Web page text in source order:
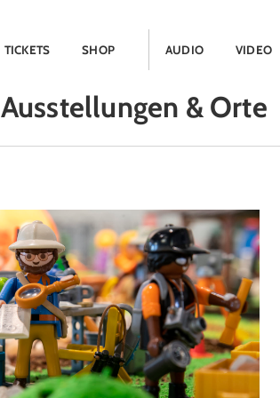
TICKETS SHOP AUDIO VIDEO
Ausstellungen & Orte